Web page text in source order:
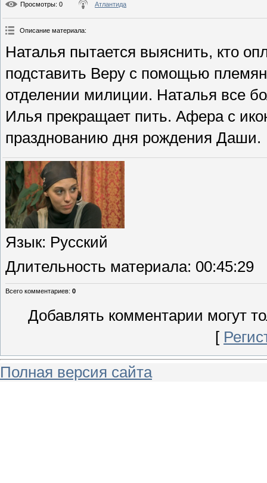
Просмотры: 0 Атлантида
Описание материала:
Наталья пытается выяснить, кто
подставить Веру с помощью
отделении милиции. Наталья все
Илья прекращает пить. Афера с
празднованию дня рождения Даши.
Язык: Русский
Длительность материала: 00:45:29
Всего комментариев: 0
Добавлять комментарии могут
[
Полная версия сайта